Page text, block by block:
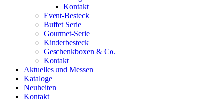
Kontakt
Event-Besteck
Buffet Serie
Gourmet-Serie
Kinderbesteck
Geschenkboxen & Co.
Kontakt
Aktuelles und Messen
Kataloge
Neuheiten
Kontakt